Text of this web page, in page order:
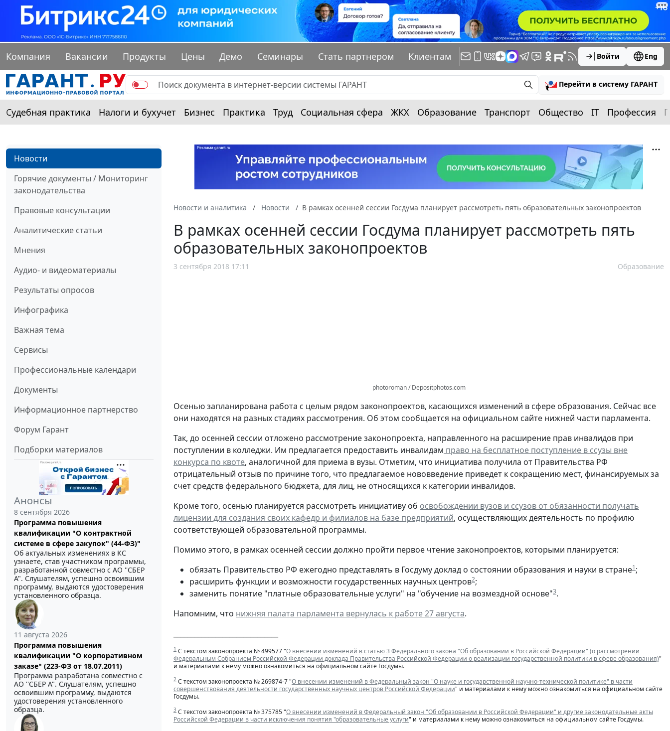
Компания Вакансии Продукты Цены Демо Семинары Стать партнером Клиентам Войти Eng
Перейти в систему ГАРАНТ
Судебная практика Налоги и бухучет Бизнес Практика Труд Социальная сфера ЖКХ Образование Транспорт Общество IT Профессия
Новости
Горячие документы / Мониторинг
законодательства
Правовые консультации
Аналитические статьи
Мнения
Аудио- и видеоматериалы
Результаты опросов
Инфографика
Важная тема
Сервисы
Профессиональные календари
Документы
Информационное партнерство
Форум Гарант
Подборки материалов
Анонсы
8 сентября 2026
Программа повышения
квалификации "О контрактной
системе в сфере закупок" (44-ФЗ)"
Об актуальных изменениях в КС
узнаете, став участником программы,
разработанной совместно с АО ''СБЕР
А". Слушателям, успешно освоившим
программу, выдаются удостоверения
установленного образца.
11 августа 2026
Программа повышения
квалификации "О корпоративном
заказе" (223-ФЗ от 18.07.2011)
Программа разработана совместно с
АО ''СБЕР А". Слушателям, успешно
освоившим программу, выдаются
удостоверения установленного
образца.
Новости и аналитика Новости В рамках осенней сессии Госдума планирует рассмотреть пять образовательных законопроектов
В рамках осенней сессии Госдума планирует рассмотреть пять
образовательных законопроектов
3 сентября 2018 17:11 Образование
photoroman / Depositphotos.com
Осенью запланирована работа с целым рядом законопроектов, касающихся изменений в сфере образования. Сейчас все
они находятся на разных стадиях рассмотрения. Об этом сообщается на официальном сайте нижней части парламента.
Так, до осенней сессии отложено рассмотрение законопроекта, направленного на расширение прав инвалидов при
поступлении в колледжи. Им предлагается предоставить инвалидам право на бесплатное поступление в ссузы вне
конкурса по квоте, аналогичной для приема в вузы. Отметим, что инициатива получила от Правительства РФ
отрицательный отзыв по причине того, что предлагаемое нововведение приведет к сокращению мест, финансируемых за
счет средств федерального бюджета, для лиц, не относящихся к категории инвалидов.
Кроме того, осенью планируется рассмотреть инициативу об освобождении вузов и ссузов от обязанности получать
лицензии для создания своих кафедр и филиалов на базе предприятий, осуществляющих деятельность по профилю
соответствующей образовательной программы.
Помимо этого, в рамках осенней сессии должно пройти первое чтение законопроектов, которыми планируется:
обязать Правительство РФ ежегодно представлять в Госдуму доклад о состоянии образования и науки в стране1;
расширить функции и возможности государственных научных центров2;
заменить понятие "платные образовательные услуги" на "обучение на возмездной основе"3.
Напомним, что нижняя палата парламента вернулась к работе 27 августа.
1 С текстом законопроекта № 499577 "О внесении изменений в статью 3 Федерального закона "Об образовании в Российской Федерации" (о рассмотрении
Федеральным Собранием Российской Федерации доклада Правительства Российской Федерации о реализации государственной политики в сфере образования)"
и материалами к нему можно ознакомиться на официальном сайте Госдумы.
2 С текстом законопроекта № 269874-7 "О внесении изменений в Федеральный закон "О науке и государственной научно-технической политике" в части
совершенствования деятельности государственных научных центров Российской Федерации" и материалами к нему можно ознакомиться на официальном сайте
Госдумы.
3 С текстом законопроекта № 375785 "О внесении изменений в Федеральный закон "Об образовании в Российской Федерации" и другие законодательные акты
Российской Федерации в части исключения понятия "образовательные услуги" и материалами к нему можно ознакомиться на официальном сайте Госдумы.